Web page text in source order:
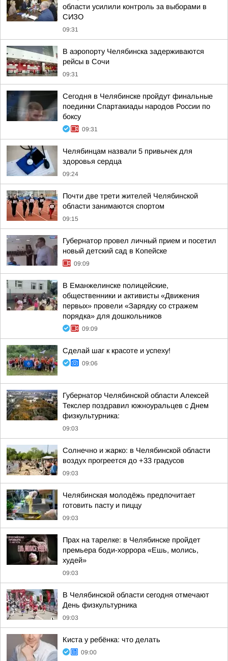
области усилили контроль за выборами в
СИЗО
09:31
В аэропорту Челябинска задерживаются
рейсы в Сочи
09:31
Сегодня в Челябинске пройдут финальные
поединки Спартакиады народов России по
боксу
09:31
Челябинцам назвали 5 привычек для
здоровья сердца
09:24
Почти две трети жителей Челябинской
области занимаются спортом
09:15
Губернатор провел личный прием и посетил
новый детский сад в Копейске
09:09
В Еманжелинске полицейские,
общественники и активисты «Движения
первых» провели «Зарядку со стражем
порядка» для дошкольников
09:09
Сделай шаг к красоте и успеху!
09:06
Губернатор Челябинской области Алексей
Текслер поздравил южноуральцев с Днем
физкультурника:
09:03
Солнечно и жарко: в Челябинской области
воздух прогреется до +33 градусов
09:03
Челябинская молодёжь предпочитает
готовить пасту и пиццу
09:03
Прах на тарелке: в Челябинске пройдет
премьера боди-хоррора «Ешь, молись,
худей»
09:03
В Челябинской области сегодня отмечают
День физкультурника
09:03
Киста у ребёнка: что делать
09:00